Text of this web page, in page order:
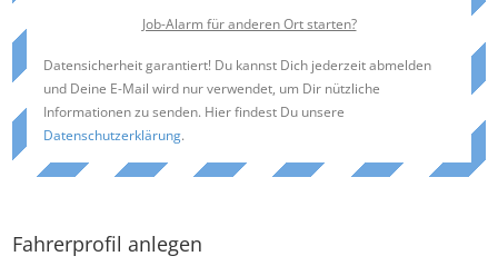
Job-Alarm für anderen Ort starten?
Datensicherheit garantiert! Du kannst Dich jederzeit abmelden
und Deine E-Mail wird nur verwendet, um Dir nützliche
Informationen zu senden. Hier findest Du unsere
Datenschutzerklärung.
Fahrerprofil anlegen